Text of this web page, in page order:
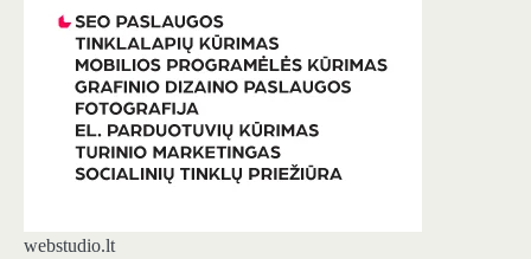
webstudio.lt